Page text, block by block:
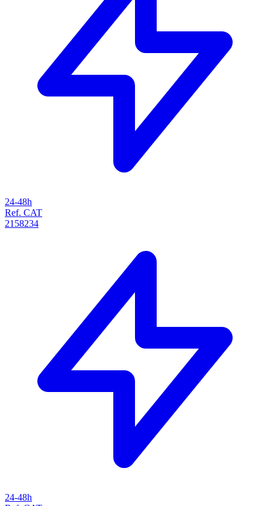
24-48h
Ref. CAT
2158234
24-48h